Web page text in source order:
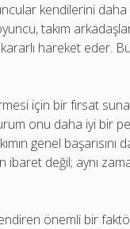
kendilerini
takım
hareket eder.
için bir fırsat
onu daha iyi bir
genel başarısını
değil; aynı
önemli bir